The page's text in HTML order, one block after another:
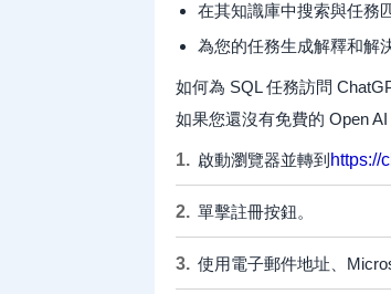
在其知識庫中搜索與任務
為您的任務生成解釋和解
如何為 SQL 任務訪問
如果您還沒有免費的 Open AI
啟動瀏覽器並轉到 https://
單擊註冊按鈕。
使用電子郵件地址、